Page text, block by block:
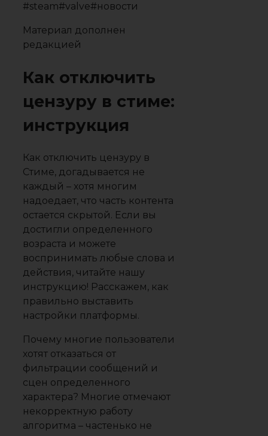
#steam#valve#новости
Материал дополнен
редакцией
Как отключить
цензуру в стиме:
инструкция
Как отключить цензуру в
Стиме, догадывается не
каждый – хотя многим
надоедает, что часть контента
остается скрытой. Если вы
достигли определенного
возраста и можете
воспринимать любые слова и
действия, читайте нашу
инструкцию! Расскажем, как
правильно выставить
настройки платформы.
Почему многие пользователи
хотят отказаться от
фильтрации сообщений и
сцен определенного
характера? Многие отмечают
некорректную работу
алгоритма – частенько не